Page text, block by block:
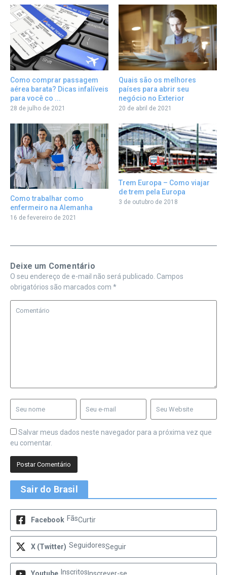
Como comprar passagem
aérea barata? Dicas infalíveis
para você co ...
28 de julho de 2021
Quais são os melhores
países para abrir seu
negócio no Exterior
20 de abril de 2021
Como trabalhar como
enfermeiro na Alemanha
16 de fevereiro de 2021
Trem Europa – Como viajar
de trem pela Europa
3 de outubro de 2018
Deixe um Comentário
O seu endereço de e-mail não será publicado. Campos
obrigatórios são marcados com *
Salvar meus dados neste navegador para a próxima vez que
eu comentar.
Sair do Brasil
Facebook FãsCurtir
X (Twitter) SeguidoresSeguir
Inscritos